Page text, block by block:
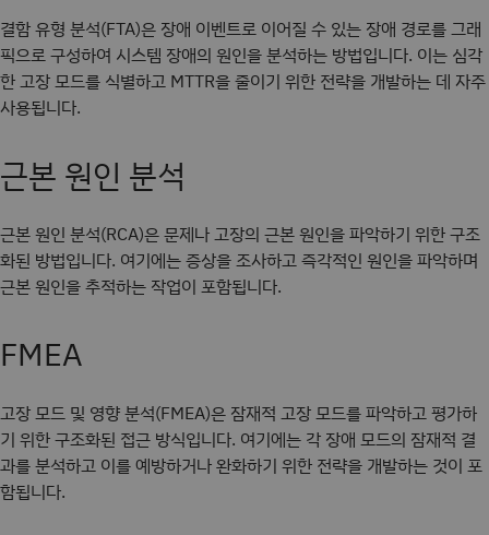
결함 유형 분석(FTA)은 장애 이벤트로 이어질 수 있는 장애 경로를 그래
픽으로 구성하여 시스템 장애의 원인을 분석하는 방법입니다. 이는 심각
한 고장 모드를 식별하고 MTTR을 줄이기 위한 전략을 개발하는 데 자주
사용됩니다.
근본 원인 분석
근본 원인 분석(RCA)은 문제나 고장의 근본 원인을 파악하기 위한 구조
화된 방법입니다. 여기에는 증상을 조사하고 즉각적인 원인을 파악하며
근본 원인을 추적하는 작업이 포함됩니다.
FMEA
고장 모드 및 영향 분석(FMEA)은 잠재적 고장 모드를 파악하고 평가하
기 위한 구조화된 접근 방식입니다. 여기에는 각 장애 모드의 잠재적 결
과를 분석하고 이를 예방하거나 완화하기 위한 전략을 개발하는 것이 포
함됩니다.